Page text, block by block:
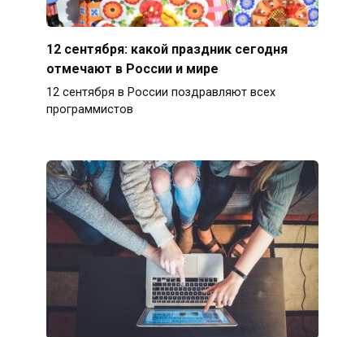
12 сентября: какой праздник сегодня
отмечают в России и мире
12 сентября в России поздравляют всех
программистов